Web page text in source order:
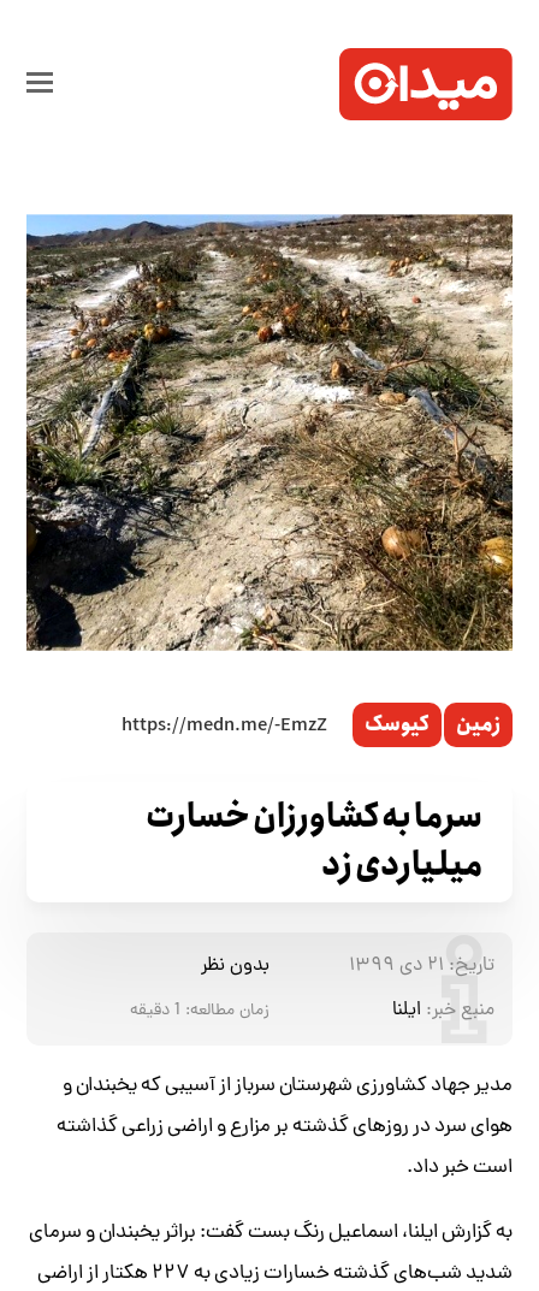
زمین کیوسک
سرما به کشاورزان خسارت
میلیاردی زد
تاریخ: ۲۱ دی ۱۳۹۹
بدون نظر
منبع خبر: ایلنا زمان مطالعه: 1دقیقه
مدیر جهاد کشاورزی شهرستان سرباز از آسیبی که یخبندان و
هوای سرد در روزهای گذشته بر مزارع و اراضی زراعی گذاشته
است خبر داد.
به گزارش ایلنا، اسماعیل رنگ بست گفت: براثر یخبندان و سرمای
شدید شب‌های گذشته خسارات زیادی به ۲۲۷ هکتار از اراضی